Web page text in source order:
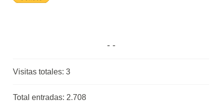
Visitas totales:3
Total entradas: 2.708